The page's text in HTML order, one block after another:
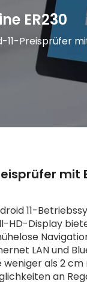
ER230
11-Preisprüfer
11-
HD-Display
LAN und
als 2
an